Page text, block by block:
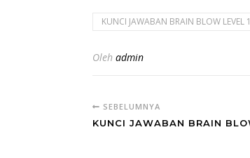
KUNCI JAWABAN BRAIN BLOW LEVEL
Oleh admin
SEBELUMNYA
KUNCI JAWABAN BRAIN